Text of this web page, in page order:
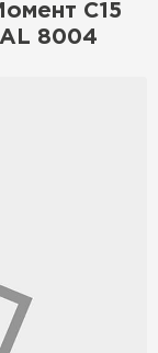
C15
8004